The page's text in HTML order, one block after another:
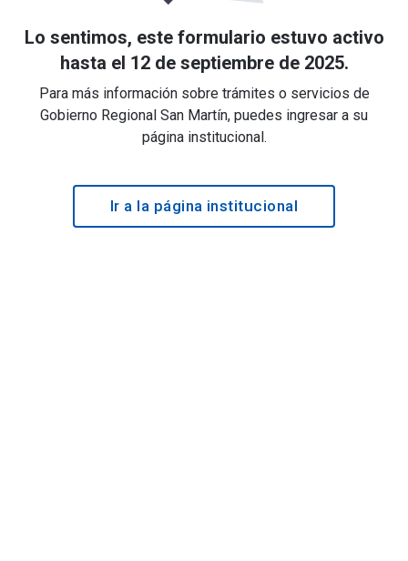
Lo sentimos, este formulario estuvo activo
hasta el 12 de septiembre de 2025.
Para más información sobre trámites o servicios de
Gobierno Regional San Martín, puedes ingresar a su
página institucional.
Ir a la página institucional